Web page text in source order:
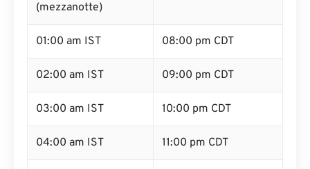
(mezzanotte)
01:00 am IST 08:00 pm CDT
02:00 am IST 09:00 pm CDT
03:00 am IST 10:00 pm CDT
04:00 am IST 11:00 pm CDT